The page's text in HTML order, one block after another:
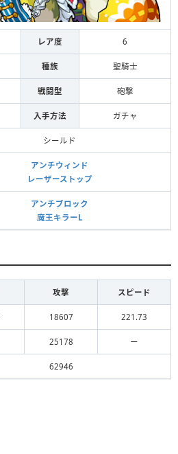
レア度 6
種族 聖騎士
戦闘型 砲撃
入手方法 ガチャ
シールド
アンチウィンド
レーザーストップ
アンチブロック
魔王キラーL
攻撃 スピード
18607 221.73
25178 ー
62946